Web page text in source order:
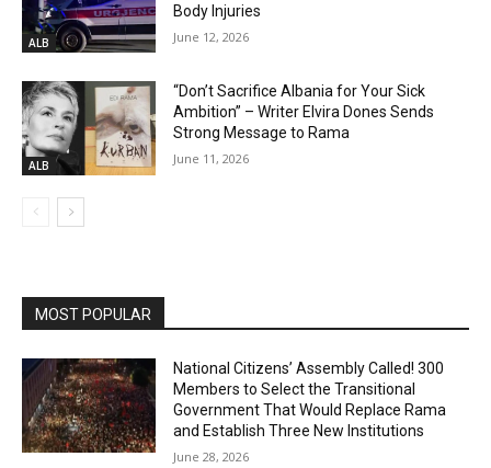
ALB
Body Injuries
June 12, 2026
ALB
“Don’t Sacrifice Albania for Your Sick
Ambition” – Writer Elvira Dones Sends
Strong Message to Rama
June 11, 2026
MOST POPULAR
National Citizens’ Assembly Called! 300
Members to Select the Transitional
Government That Would Replace Rama
and Establish Three New Institutions
June 28, 2026